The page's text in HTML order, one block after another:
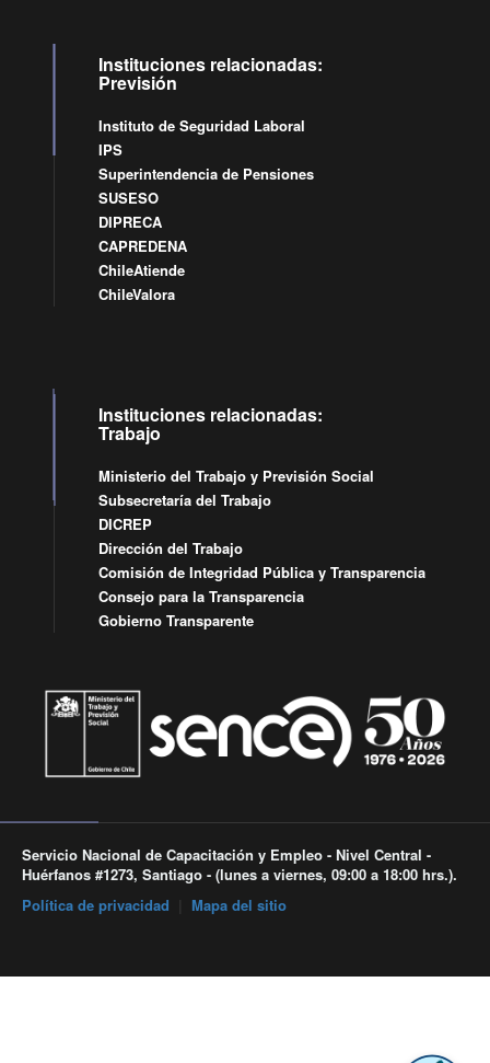
Instituciones relacionadas:
Previsión
Instituto de Seguridad Laboral
IPS
Superintendencia de Pensiones
SUSESO
DIPRECA
CAPREDENA
ChileAtiende
ChileValora
Instituciones relacionadas:
Trabajo
Ministerio del Trabajo y Previsión Social
Subsecretaría del Trabajo
DICREP
Dirección del Trabajo
Comisión de Integridad Pública y Transparencia
Consejo para la Transparencia
Gobierno Transparente
Servicio Nacional de Capacitación y Empleo - Nivel Central -
Huérfanos #1273, Santiago - (lunes a viernes, 09:00 a 18:00 hrs.).
Política de privacidad
Mapa del sitio